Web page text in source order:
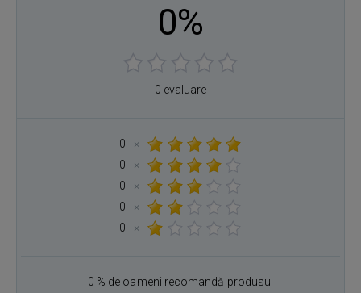
0%
0 evaluare
0
×
0
×
0
×
0
×
0
×
0 % de oameni recomandă produsul